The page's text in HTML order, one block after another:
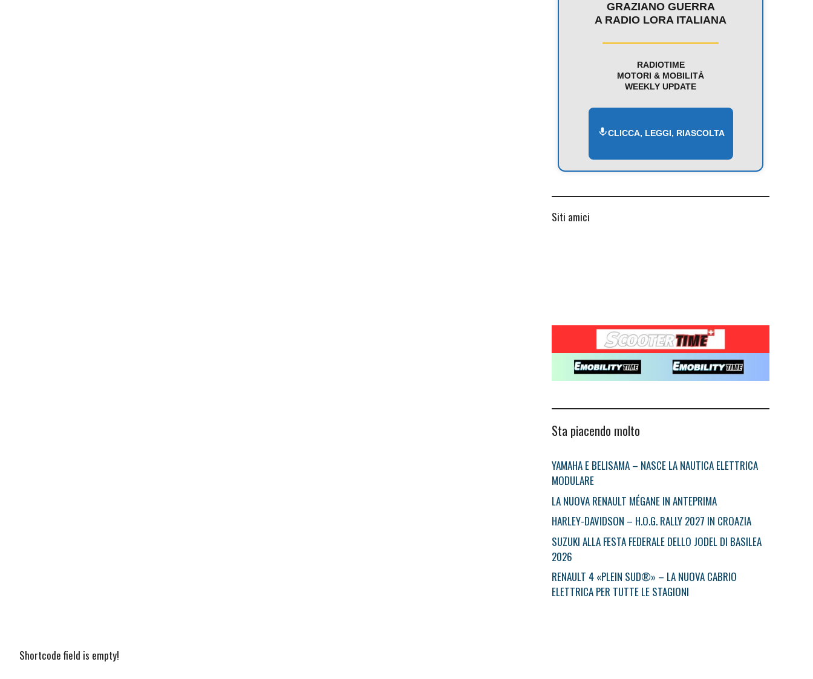
GRAZIANO GUERRA
A RADIO LORA ITALIANA
RADIOTIME
MOTORI & MOBILITÀ
WEEKLY UPDATE
CLICCA, LEGGI, RIASCOLTA
Siti amici
Sta piacendo molto
YAMAHA E BELISAMA – NASCE LA NAUTICA ELETTRICA
MODULARE
LA NUOVA RENAULT MÉGANE IN ANTEPRIMA
HARLEY-DAVIDSON – H.O.G. RALLY 2027 IN CROAZIA
SUZUKI ALLA FESTA FEDERALE DELLO JODEL DI BASILEA
2026
RENAULT 4 «PLEIN SUD®» – LA NUOVA CABRIO
ELETTRICA PER TUTTE LE STAGIONI
Shortcode field is empty!